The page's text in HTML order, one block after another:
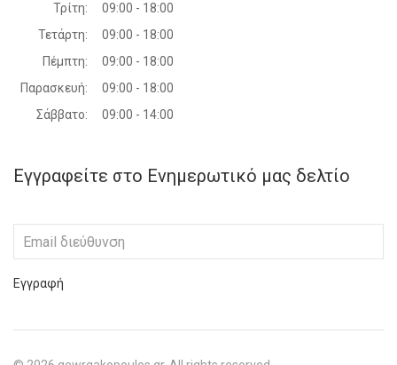
Τρίτη:
09:00 - 18:00
Τετάρτη:
09:00 - 18:00
Πέμπτη:
09:00 - 18:00
Παρασκευή:
09:00 - 18:00
Σάββατο:
09:00 - 14:00
Εγγραφείτε στο Ενημερωτικό μας δελτίο
Εγγραφή